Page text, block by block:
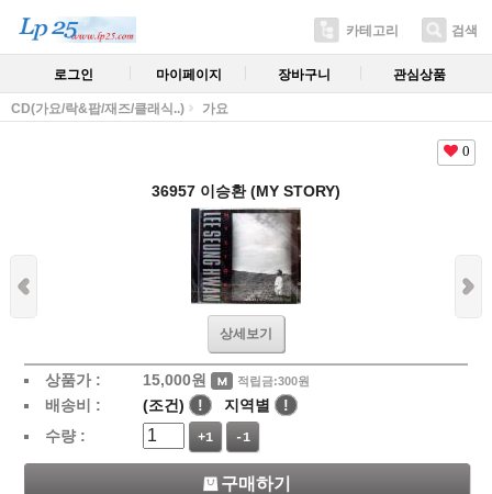
카테고리 검색
로그인 마이페이지 장바구니 관심상품
CD(가요/락&팝/재즈/클래식..) 가요
0
36957 이승환 (MY STORY)
상세보기
상품가 : 15,000원 적립금:300원
배송비 : (조건) ! 지역별
!
수량 :
+1 -1
구매하기